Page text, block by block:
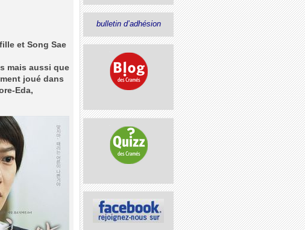
et Song Sae
mais aussi que
joué dans
Eda,
bulletin d’adhésion